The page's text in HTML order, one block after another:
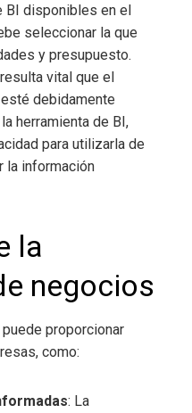
BI disponibles en el
seleccionar la que
y presupuesto.
vital que el
debidamente
herramienta de BI,
para utilizarla de
la información
la
negocios
puede proporcionar
como:
: La